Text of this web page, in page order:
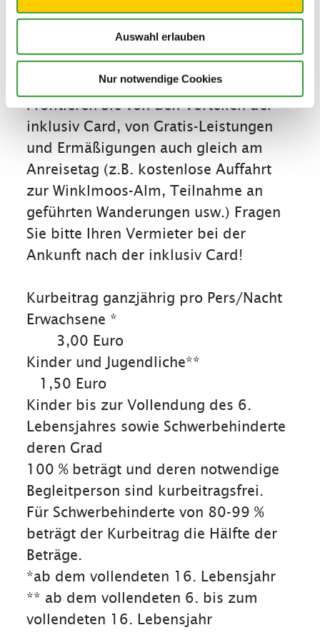
Auswahl erlauben
Nur notwendige Cookies
Konditionen/Extras
Profitieren Sie von den Vorteilen der
inklusiv Card, von Gratis-Leistungen
und Ermäßigungen auch gleich am
Anreisetag (z.B. kostenlose Auffahrt
zur Winklmoos-Alm, Teilnahme an
geführten Wanderungen usw.) Fragen
Sie bitte Ihren Vermieter bei der
Ankunft nach der inklusiv Card!
Kurbeitrag ganzjährig pro Pers/Nacht
Erwachsene *
3,00 Euro
Kinder und Jugendliche**
1,50 Euro
Kinder bis zur Vollendung des 6.
Lebensjahres sowie Schwerbehinderte
deren Grad
100 % beträgt und deren notwendige
Begleitperson sind kurbeitragsfrei.
Für Schwerbehinderte von 80-99 %
beträgt der Kurbeitrag die Hälfte der
Beträge.
*ab dem vollendeten 16. Lebensjahr
** ab dem vollendeten 6. bis zum
vollendeten 16. Lebensjahr